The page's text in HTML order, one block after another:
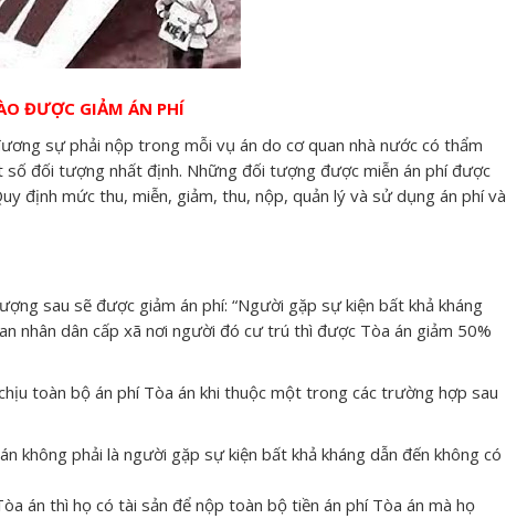
ĐƯỢC GIẢM ÁN PHÍ
sự phải nộp trong mỗi vụ án do cơ quan nhà nước có thẩm
đối tượng nhất định. Những đối tượng được miễn án phí được
định mức thu, miễn, giảm, thu, nộp, quản lý và sử dụng án phí và
sau sẽ được giảm án phí: “Người gặp sự kiện bất khả kháng
nhân dân cấp xã nơi người đó cư trú thì được Tòa án giảm 50%
toàn bộ án phí Tòa án khi thuộc một trong các trường hợp sau
không phải là người gặp sự kiện bất khả kháng dẫn đến không có
án thì họ có tài sản để nộp toàn bộ tiền án phí Tòa án mà họ